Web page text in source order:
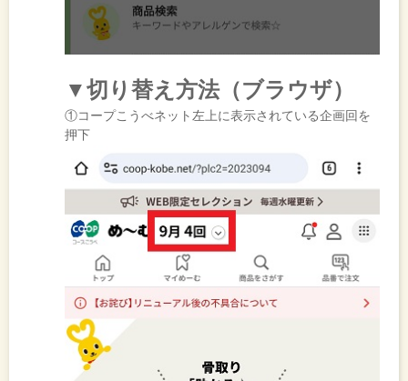
▼切り替え方法（ブラウザ）
①コープこうべネット左上に表示されている企画回を
押下